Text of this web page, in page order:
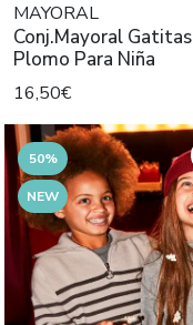
MAYORAL
Conj.Mayoral Gatitas
Plomo Para Niña
16,50€
50%
NEW